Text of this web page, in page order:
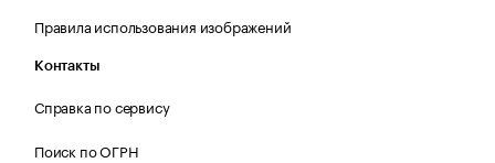
Правила использования изображений
Контакты
Справка по сервису
Поиск по ОГРН